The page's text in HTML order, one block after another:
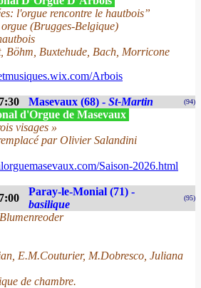
l'orgue rencontre le hautbois”
(Brugges-Belgique)
Böhm, Buxtehude, Bach, Morricone
Arbois
Masevaux (68) - St-Martin (94)
d'Orgue de Masevaux
visages »
par Olivier Salandini
Saison-2026.html
Paray-le-Monial (71) -
basilique
(95)
E.M.Couturier, M.Dobresco, Juliana
de chambre.